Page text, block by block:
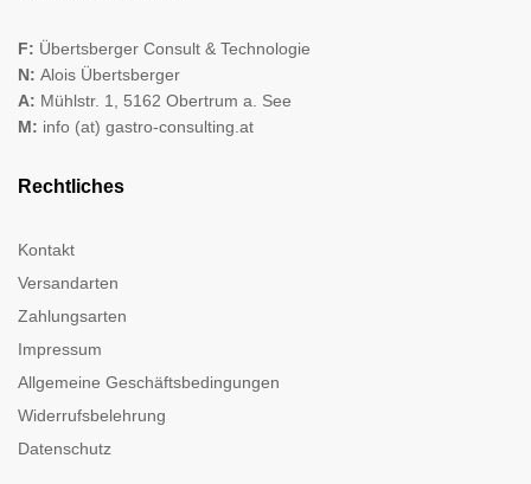
F: Übertsberger Consult & Technologie
N: Alois Übertsberger
A: Mühlstr. 1, 5162 Obertrum a. See
M: info (at) gastro-consulting.at
Rechtliches
Kontakt
Versandarten
Zahlungsarten
Impressum
Allgemeine Geschäftsbedingungen
Widerrufsbelehrung
Datenschutz